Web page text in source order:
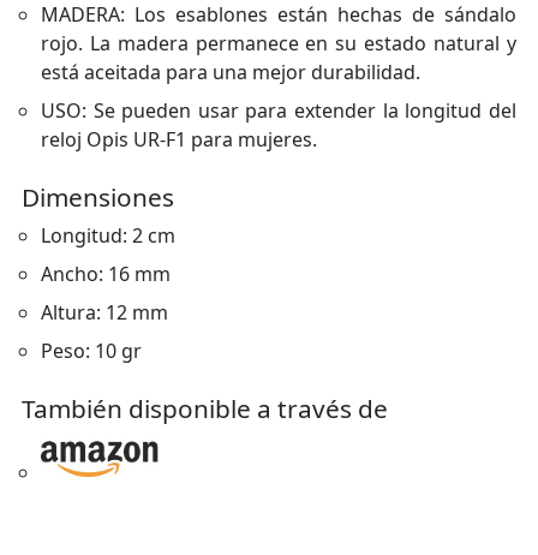
MADERA: Los esablones están hechas de sándalo
rojo. La madera permanece en su estado natural y
está aceitada para una mejor durabilidad.
USO: Se pueden usar para extender la longitud del
reloj Opis UR-F1 para mujeres.
Dimensiones
Longitud: 2 cm
Ancho: 16 mm
Altura: 12 mm
Peso: 10 gr
También disponible a través de